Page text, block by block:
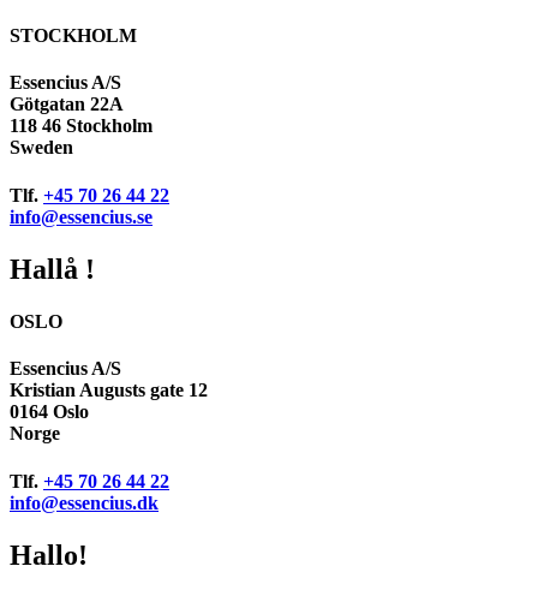
STOCKHOLM
Essencius A/S
Götgatan 22A
118 46 Stockholm
Sweden
Tlf. +45 70 26 44 22
info@essencius.se
Hallå !
OSLO
Essencius A/S
Kristian Augusts gate 12
0164 Oslo
Norge
Tlf. +45 70 26 44 22
info@essencius.dk
Hallo!